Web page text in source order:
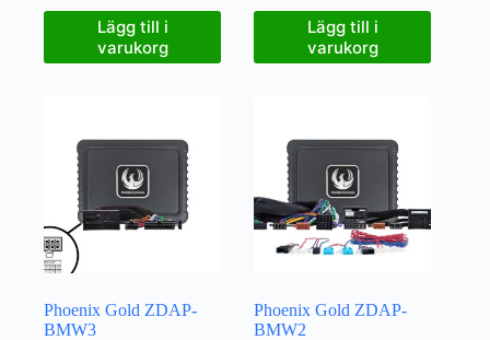
Lägg till i
varukorg
Lägg till i
varukorg
Phoenix Gold ZDAP-
BMW3
Phoenix Gold ZDAP-
BMW2